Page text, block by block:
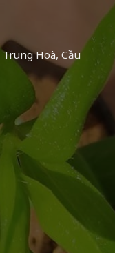
Hoà, Cầu